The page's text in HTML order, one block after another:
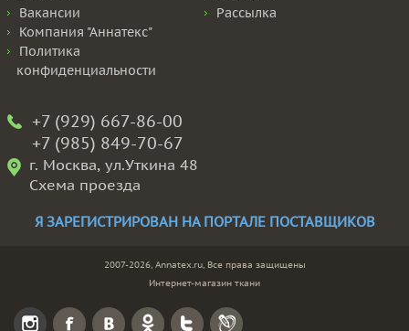
Вакансии
Компания "Аннатекс"
Политика
конфиденциальности
Рассылка
+7 (929) 667-86-00
+7 (985) 849-70-67
г. Москва, ул.Уткина 48
Схема проезда
Я ЗАРЕГИСТРИРОВАН НА ПОРТАЛЕ ПОСТАВЩИКОВ
2007-2026, Annatex.ru, Все права защищены
Интернет-магазин ткани